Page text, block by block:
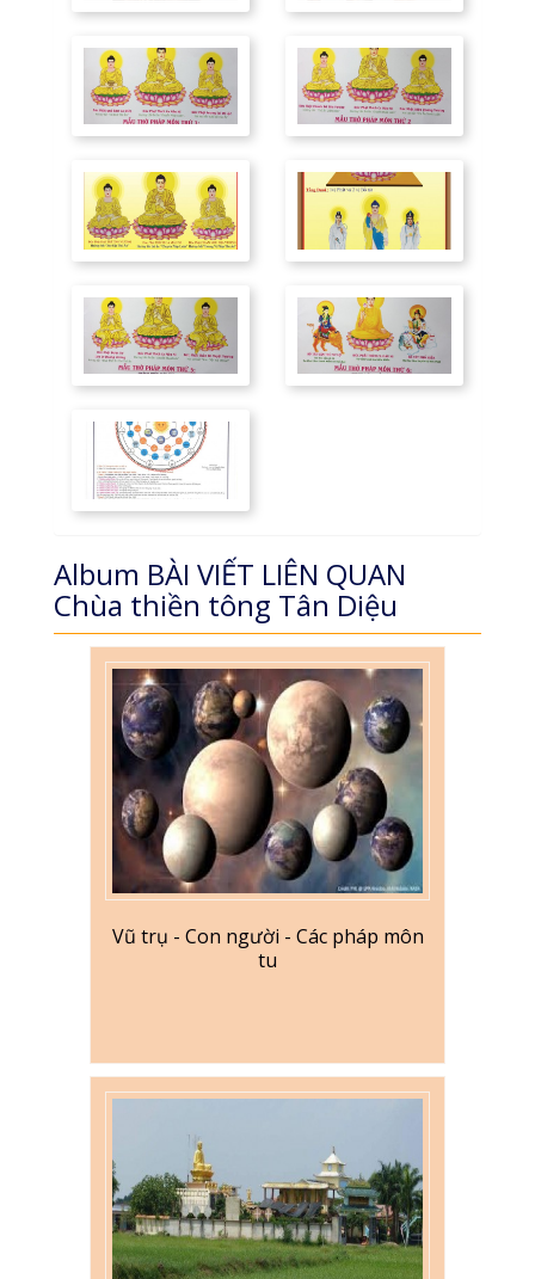
Album BÀI VIẾT LIÊN QUAN
Chùa thiền tông Tân Diệu
Vũ trụ - Con người - Các pháp môn
tu